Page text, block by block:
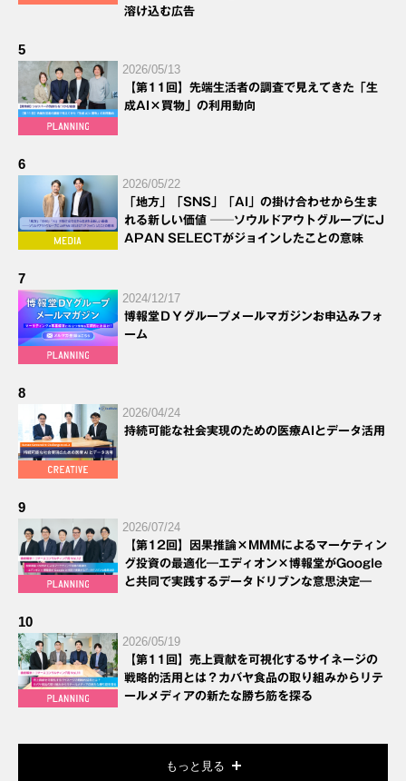
溶け込む広告
5
2026/05/13
【第11回】先端生活者の調査で見えてきた「生
成AI×買物」の利用動向
6
2026/05/22
「地方」「SNS」「AI」の掛け合わせから生ま
れる新しい価値 ──ソウルドアウトグループにJ
APAN SELECTがジョインしたことの意味
7
2024/12/17
博報堂ＤＹグループメールマガジンお申込みフォ
ーム
8
2026/04/24
持続可能な社会実現のための医療AIとデータ活用
9
2026/07/24
【第12回】因果推論×MMMによるマーケティン
グ投資の最適化―エディオン×博報堂がGoogle
と共同で実践するデータドリブンな意思決定―
10
2026/05/19
【第11回】売上貢献を可視化するサイネージの
戦略的活用とは？カバヤ食品の取り組みからリテ
ールメディアの新たな勝ち筋を探る
もっと見る